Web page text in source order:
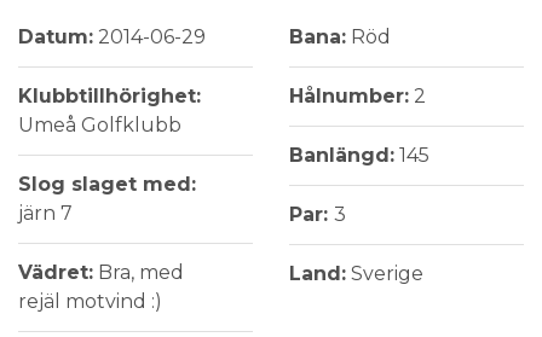
Datum: 2014-06-29
Klubbtillhörighet:
Umeå Golfklubb
Slog slaget med:
järn 7
Vädret: Bra, med
rejäl motvind :)
Bana: Röd
Hålnumber: 2
Banlängd: 145
Par: 3
Land: Sverige